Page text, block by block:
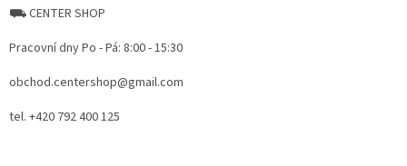
⛟ CENTER SHOP
Pracovní dny Po - Pá: 8:00 - 15:30
obchod.centershop@gmail.com
tel. +420 792 400 125